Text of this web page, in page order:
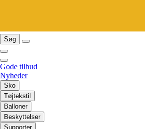
Søg
Gode tilbud
Nyheder
Sko
Tøjtekstil
Balloner
Beskyttelser
Supporter